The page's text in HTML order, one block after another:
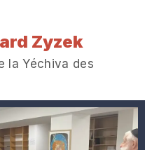
Zyzek
la Yéchiva des